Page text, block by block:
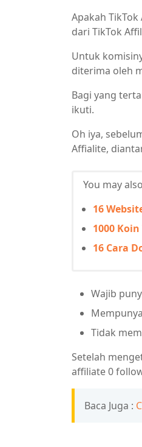
Apakah
dari TikTok
Untuk
diterima oleh
Bagi yang
ikuti.
Oh iya,
Affialite,
You may
16
1000
16 Cara
Wajib
Tidak
Setelah
affiliate 0
Baca Juga :